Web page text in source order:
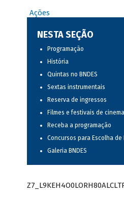
Ações
NESTA SEÇÃO
Programação
História
Quintas no BNDES
Sextas instrumentais
Reserva de ingressos
Filmes e festivais de cinema
Receba a programação
Concursos para Escolha
Galeria BNDES